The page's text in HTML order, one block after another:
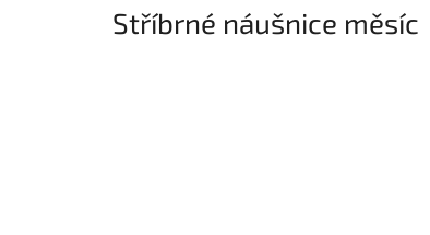
Stříbrné náušnice měsíc